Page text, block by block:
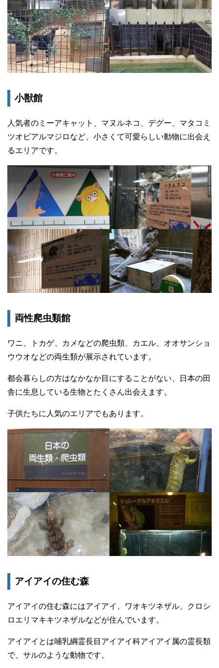
小獣館
人気者のミーアキャット、マヌルネコ、デグー、マタコミ
ツオビアルマジロなど、小さくて可愛らしい動物に出会え
るエリアです。
両性爬虫類館
ワニ、トカゲ、カメなどの爬虫類、カエル、オオサンショ
ウウオなどの両生類が展示されています。
都会暮らしの方はなかなか目にすることがない、日本の田
舎に生息している生物とたくさん出会えます。
子供たちに人気のエリアでもあります。
アイアイの住む森
アイアイの住む森にはアイアイ、ワオキツネザル、クロシ
ロエリマキキツネザルなどが住んでいます。
アイアイとは哺乳綱霊長目アイアイ科アイアイ属の霊長類
で、サルのような動物です。